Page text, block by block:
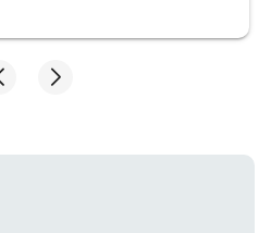
7 уход, вкусная еда,